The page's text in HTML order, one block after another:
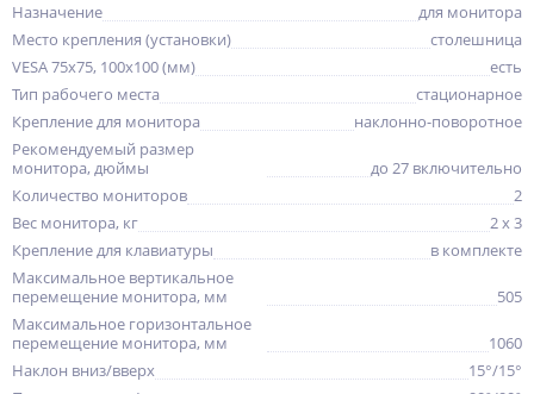
Назначение
для монитора
Место крепления (установки)
столешница
VESA 75x75, 100x100 (мм)
есть
Тип рабочего места
стационарное
Крепление для монитора
наклонно-поворотное
Рекомендуемый размер
монитора, дюймы
до 27 включительно
Количество мониторов
2
Вес монитора, кг
2 x 3
Крепление для клавиатуры
в комплекте
Максимальное вертикальное
перемещение монитора, мм
505
Максимальное горизонтальное
перемещение монитора, мм
1060
Наклон вниз/вверх
15°/15°